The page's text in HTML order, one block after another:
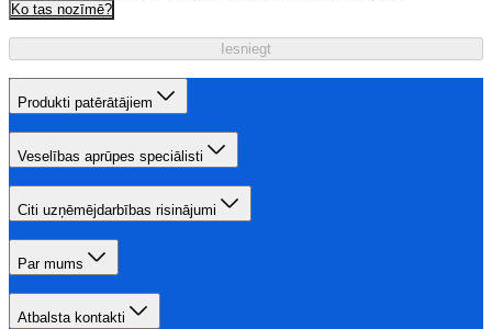
Ko tas nozīmē?
Iesniegt
Produkti patērātājiem
Veselības aprūpes speciālisti
Citi uzņēmējdarbības risinājumi
Par mums
Atbalsta kontakti